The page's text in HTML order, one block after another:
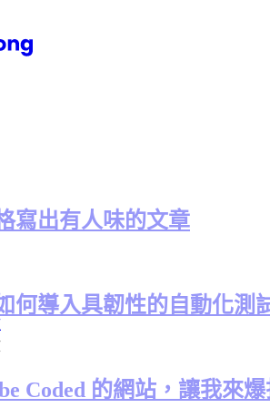
寫出有人味的文章
何導入具韌性的自動化測
Coded 的網站，讓我來